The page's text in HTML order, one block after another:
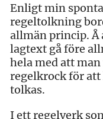
Enligt min
regeltolkning
allmän princip. Å
lagtext gå före
hela med att
regelkrock för
tolkas.
I ett regelverk